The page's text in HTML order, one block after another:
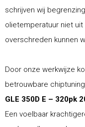
schrijven wij
olietemperatuur niet
overschreden kunnen
Door onze werkwijze
betrouwbare
GLE 350D E – 320pk
Een voelbaar